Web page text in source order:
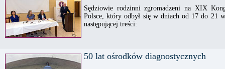
Sędziowie rodzinni zgromadzeni na XIX
Polsce, który odbył się w dniach od 17 do 21
następującej treści:
50 lat ośrodków diagnostycznych